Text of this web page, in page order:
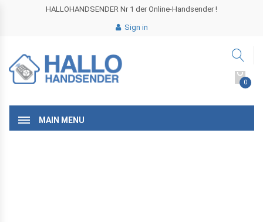
HALLOHANDSENDER Nr 1 der Online-Handsender !
Sign in
0
MAIN MENU